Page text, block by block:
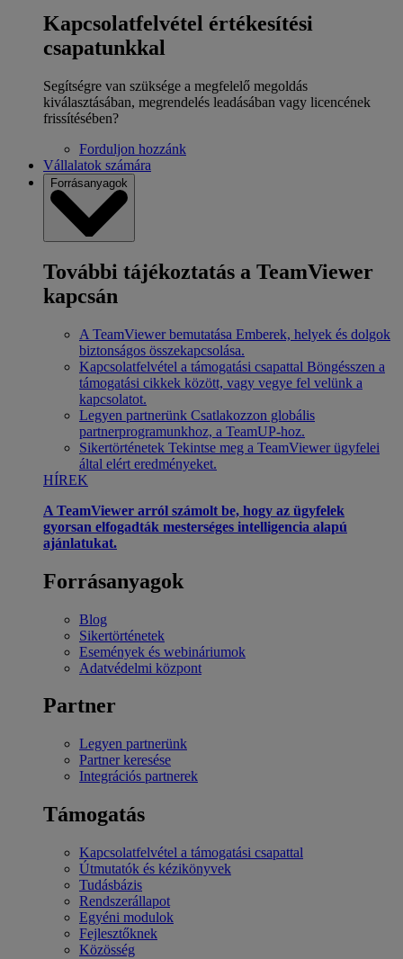
Kapcsolatfelvétel értékesítési
csapatunkkal
Segítségre van szüksége a megfelelő megoldás
kiválasztásában, megrendelés leadásában vagy licencének
frissítésében?
Forduljon hozzánk
Vállalatok számára
Forrásanyagok
További tájékoztatás a TeamViewer
kapcsán
A TeamViewer bemutatása Emberek, helyek és dolgok
biztonságos összekapcsolása.
Kapcsolatfelvétel a támogatási csapattal Böngésszen a
támogatási cikkek között, vagy vegye fel velünk a
kapcsolatot.
Legyen partnerünk Csatlakozzon globális
partnerprogramunkhoz, a TeamUP-hoz.
Sikertörténetek Tekintse meg a TeamViewer ügyfelei
által elért eredményeket.
HÍREK
A TeamViewer arról számolt be, hogy az ügyfelek
gyorsan elfogadták mesterséges intelligencia alapú
ajánlatukat.
Forrásanyagok
Blog
Sikertörténetek
Események és webináriumok
Adatvédelmi központ
Partner
Legyen partnerünk
Partner keresése
Integrációs partnerek
Támogatás
Kapcsolatfelvétel a támogatási csapattal
Útmutatók és kézikönyvek
Tudásbázis
Rendszerállapot
Egyéni modulok
Fejlesztőknek
Közösség